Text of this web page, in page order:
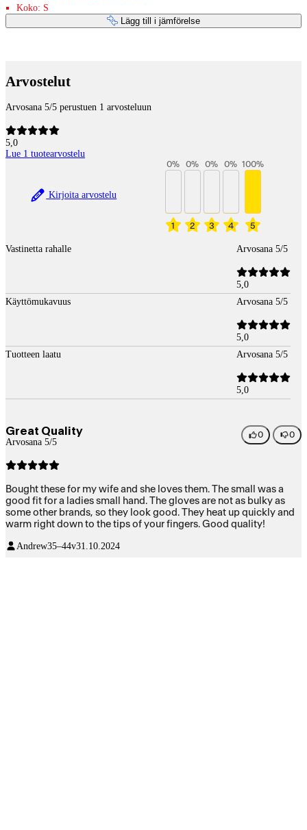
Koko: S
Lägg till i jämförelse
Arvostelut
Arvosana 5/5 perustuen 1 arvosteluun
5,0
Lue 1 tuotearvostelu
Kirjoita arvostelu
1
0%
2
0%
3
0%
4
0%
5
100%
Vastinetta rahalle Arvosana 5/5
5,0
Käyttömukavuus
Arvosana 5/5
5,0
Tuotteen laatu
Arvosana 5/5
5,0
Great Quality
Arvosana 5/5
0 0
Bought these for my wife and she loves them. The small was a
good fit for a ladies small hand. The gloves are not as bulky as
some other brands, so they look good. They heat up quickly and
warm right down to the tips of your fingers. Good quality!
Andrew35–44v31.10.2024